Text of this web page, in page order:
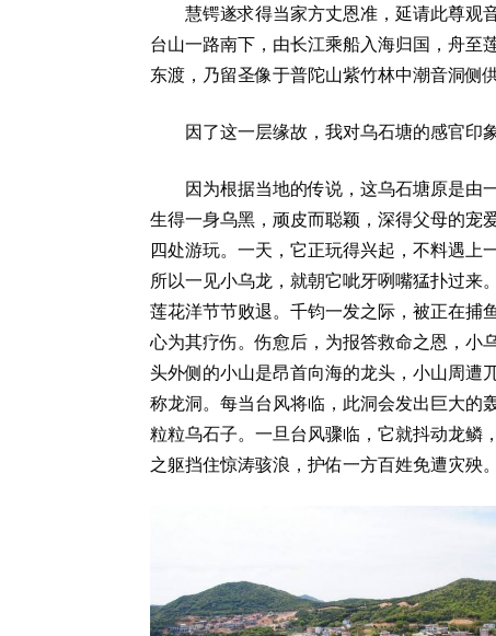
慧锷遂求得当家方丈恩准，延请此尊观
台山一路南下，由长江乘船入海归国，舟至
东渡，乃留圣像于普陀山紫竹林中潮音洞侧
因了这一层缘故，我对乌石塘的感官印象
因为根据当地的传说，这乌石塘原是由一
生得一身乌黑，顽皮而聪颖，深得父母的宠
四处游玩。一天，它正玩得兴起，不料遇上
所以一见小乌龙，就朝它呲牙咧嘴猛扑过来
莲花洋节节败退。千钧一发之际，被正在捕
心为其疗伤。伤愈后，为报答救命之恩，小
头外侧的小山是昂首向海的龙头，小山周遭
称龙洞。每当台风将临，此洞会发出巨大的
粒粒乌石子。一旦台风骤临，它就抖动龙鳞
之躯挡住惊涛骇浪，护佑一方百姓免遭灾殃。